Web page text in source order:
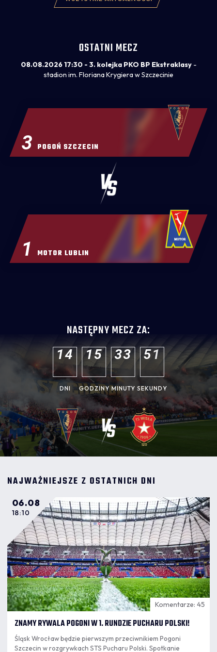
wszystkim wynik zespołu. Notował Dominik
OSTATNI MECZ
08.08.2026 17:30 - 3. kolejka PKO BP Ekstraklasy-
stadion im. Floriana Krygiera w Szczecinie
3 POGOŃ SZCZECIN
MOTOR LUBLIN
1
NASTĘPNY MECZ ZA:
14
DNI
15
GODZINY
33
MINUTY
50
SEKUNDY
NAJWAŻNIEJSZE Z OSTATNICH DNI
06.08
18:10
Komentarze: 45
ZNAMY RYWALA POGONI W 1. RUNDZIE PUCHARU POLSKI!
Śląsk Wrocław będzie pierwszym przeciwnikiem Pogoni
Szczecin w rozgrywkach STS Pucharu Polski. Spotkanie